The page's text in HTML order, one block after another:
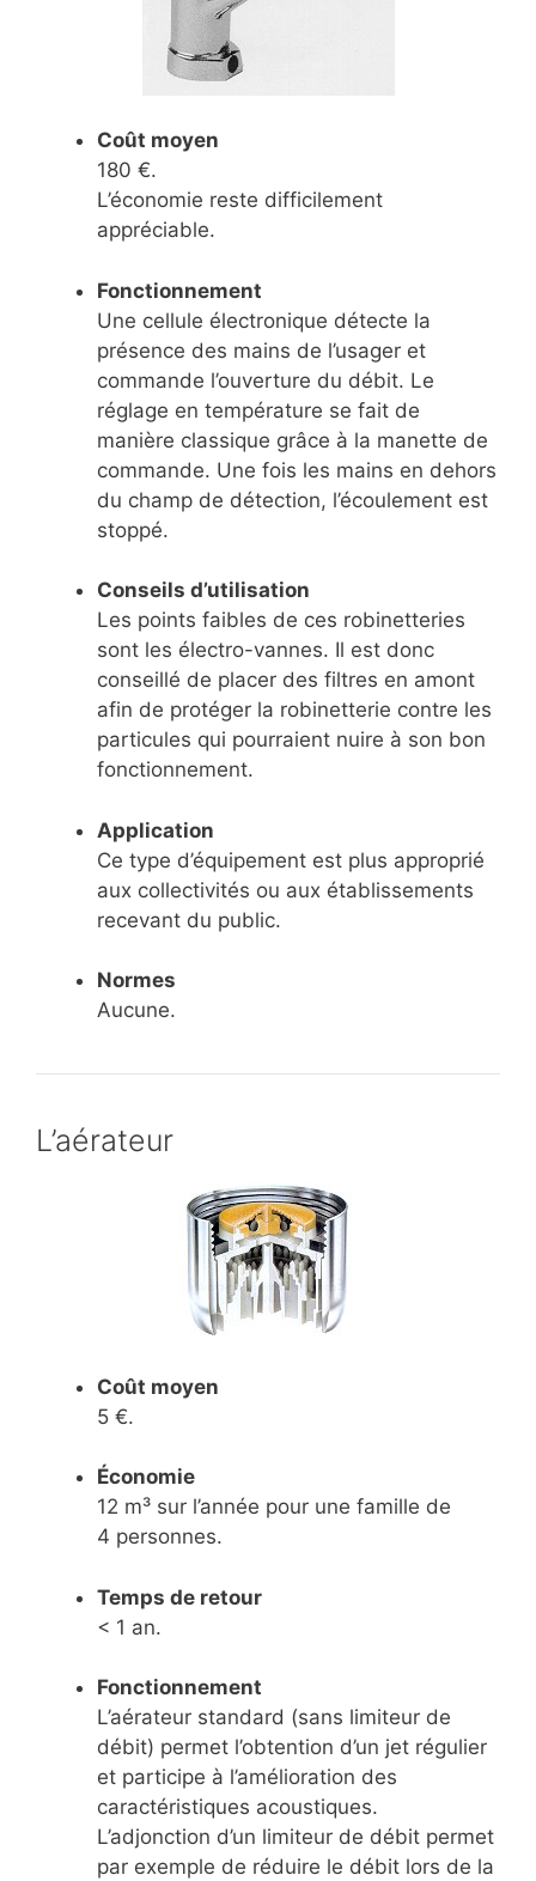
Coût moyen
180 €.
L’économie reste difficilement
appréciable.
Fonctionnement
Une cellule électronique détecte la
présence des mains de l’usager et
commande l’ouverture du débit. Le
réglage en température se fait de
manière classique grâce à la manette de
commande. Une fois les mains en dehors
du champ de détection, l’écoulement est
stoppé.
Conseils d’utilisation
Les points faibles de ces robinetteries
sont les électro-vannes. Il est donc
conseillé de placer des filtres en amont
afin de protéger la robinetterie contre les
particules qui pourraient nuire à son bon
fonctionnement.
Application
Ce type d’équipement est plus approprié
aux collectivités ou aux établissements
recevant du public.
Normes
Aucune.
L’aérateur
Coût moyen
5 €.
Économie
12 m³ sur l’année pour une famille de
4 personnes.
Temps de retour
< 1 an.
Fonctionnement
L’aérateur standard (sans limiteur de
débit) permet l’obtention d’un jet régulier
et participe à l’amélioration des
caractéristiques acoustiques.
L’adjonction d’un limiteur de débit permet
par exemple de réduire le débit lors de la